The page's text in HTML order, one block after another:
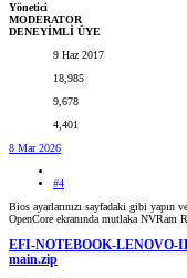
Yönetici
MODERATOR
DENEYİMLİ ÜYE
9 Haz 2017
18,985
9,678
4,401
8 Mar 2026
#4
Bios ayarlarınızı sayfadaki gibi yapın
OpenCore ekranında mutlaka NVRam
EFI-NOTEBOOK-LENOVO-
main.zip